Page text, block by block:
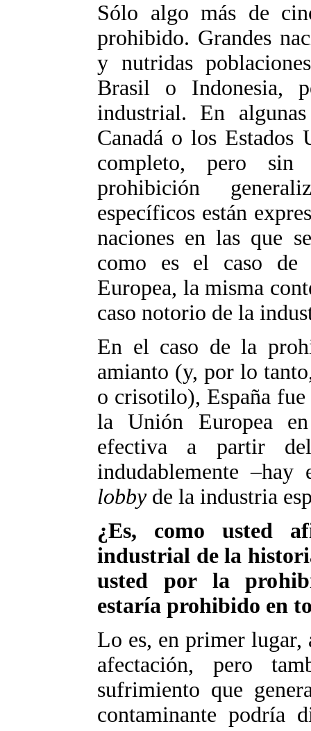
Sólo algo más de
prohibido. Grandes
y nutridas
Brasil o Indonesia,
industrial. En
Canadá o los Estados
completo, pero sin
prohibición
específicos están
naciones en las que
como es el caso de
Europea, la misma
caso notorio de la
En el caso de la
amianto (y, por lo
o crisotilo), España
la Unión Europea
efectiva a partir
indudablemente
lobbyde la industria
¿Es, como usted
industrial de la
usted por la
estaría prohibido en
Lo es, en primer lugar,
afectación, pero
sufrimiento que
contaminante podría